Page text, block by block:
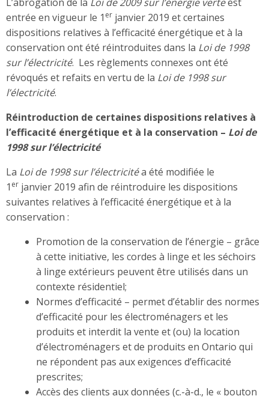
entrée en vigueur le 1 er janvier 2019 et certaines
dispositions relatives à l’efficacité énergétique et à la
conservation ont été réintroduites dans la Loi de 1998
sur l’électricité. Les règlements connexes ont été
révoqués et refaits en vertu de la Loi de 1998 sur
l’électricité.
Réintroduction de certaines dispositions relatives à
l’efficacité énergétique et à la conservation – Loi de
1998 sur l’électricité
La Loi de 1998 sur l’électricitéa été modifiée le
1 er janvier 2019 afin de réintroduire les dispositions
suivantes relatives à l’efficacité énergétique et à la
conservation :
Promotion de la conservation de l’énergie – grâce
à cette initiative, les cordes à linge et les séchoirs
à linge extérieurs peuvent être utilisés dans un
contexte résidentiel;
Normes d’efficacité – permet d’établir des normes
d’efficacité pour les électroménagers et les
produits et interdit la vente et (ou) la location
d’électroménagers et de produits en Ontario qui
ne répondent pas aux exigences d’efficacité
prescrites;
Accès des clients aux données (c.-à-d., le « bouton